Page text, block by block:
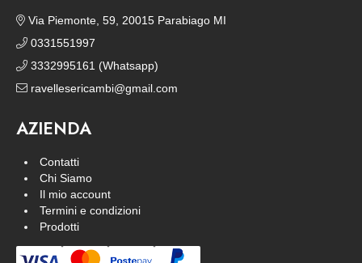
Via Piemonte, 59, 20015 Parabiago MI
0331551997
3332995161 (Whatsapp)
ravellesericambi@gmail.com
AZIENDA
Contatti
Chi Siamo
Il mio account
Termini e condizioni
Prodotti